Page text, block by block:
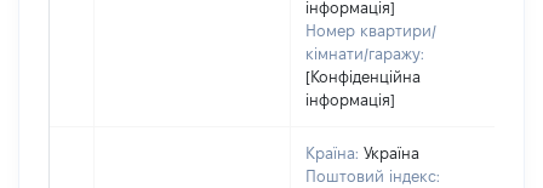
інформація]
Номер квартири/
кімнати/гаражу:
[Конфіденційна
інформація]
Країна: Україна
Поштовий індекс: